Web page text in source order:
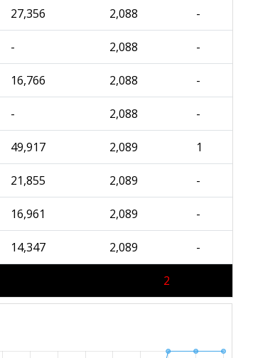
27,356 2,088 -
- 2,088 -
16,766 2,088 -
- 2,088 -
49,917 2,089 1
21,855 2,089 -
16,961 2,089 -
14,347 2,089 -
2